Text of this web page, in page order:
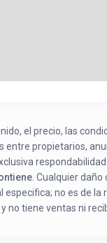
el precio, las
entre propietarios,
. Cualquier
especifica; no es de
no tiene ventas ni